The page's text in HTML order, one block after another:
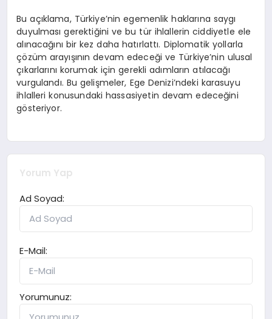
Bu açıklama, Türkiye’nin egemenlik haklarına saygı
duyulması gerektiğini ve bu tür ihlallerin ciddiyetle ele
alınacağını bir kez daha hatırlattı. Diplomatik yollarla
çözüm arayışının devam edeceği ve Türkiye’nin ulusal
çıkarlarını korumak için gerekli adımların atılacağı
vurgulandı. Bu gelişmeler, Ege Denizi’ndeki karasuyu
ihlalleri konusundaki hassasiyetin devam edeceğini
gösteriyor.
Yorum Yap
Ad Soyad:
E-Mail:
Yorumunuz: